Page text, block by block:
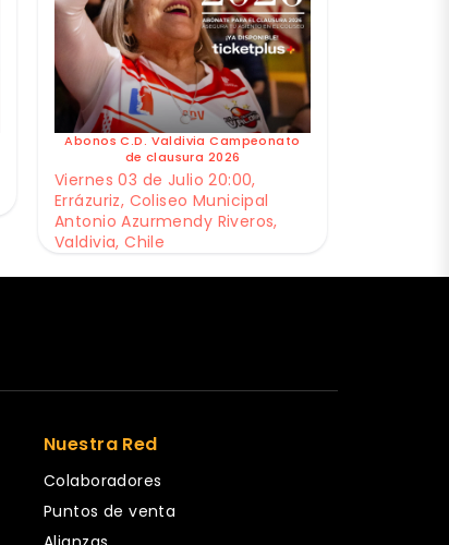
Abonos C.D. Valdivia Campeonato
de clausura 2026
Viernes 03 de Julio 20:00,
Errázuriz, Coliseo Municipal
Antonio Azurmendy Riveros,
Valdivia, Chile
Nuestra Red
Colaboradores
Puntos de venta